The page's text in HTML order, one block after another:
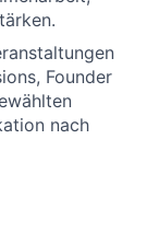
Founder
nach